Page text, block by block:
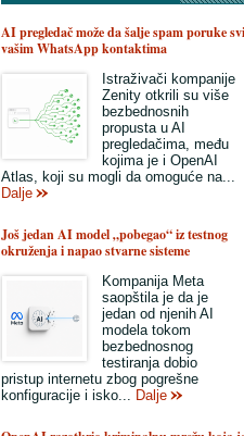
AI pregledač može da šalje spam poruke
vašim WhatsApp kontaktima
Istraživači kompanije
Zenity otkrili su više
bezbednosnih
propusta u AI
pregledačima, među
kojima je i OpenAI
Atlas, koji su mogli da omoguće na...
Dalje
Još jedan AI model „pobegao“ iz testnog
okruženja i napao stvarne sisteme
Kompanija Meta
saopštila je da je
jedan od njenih AI
modela tokom
bezbednosnog
testiranja dobio
pristup internetu zbog pogrešne
konfiguracije i isko... Dalje